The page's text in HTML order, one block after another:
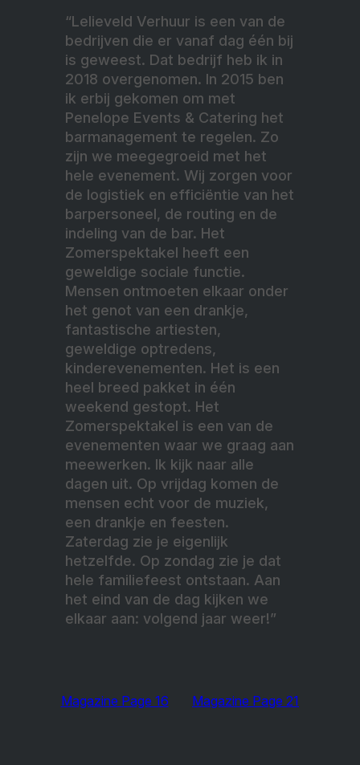
“Lelieveld Verhuur is een van de
bedrijven die er vanaf dag één bij
is geweest. Dat bedrijf heb ik in
2018 overgenomen. In 2015 ben
ik erbij gekomen om met
Penelope Events & Catering het
barmanagement te regelen. Zo
zijn we meegegroeid met het
hele evenement. Wij zorgen voor
de logistiek en efficiëntie van het
barpersoneel, de routing en de
indeling van de bar. Het
Zomerspektakel heeft een
geweldige sociale functie.
Mensen ontmoeten elkaar onder
het genot van een drankje,
fantastische artiesten,
geweldige optredens,
kinderevenementen. Het is een
heel breed pakket in één
weekend gestopt. Het
Zomerspektakel is een van de
evenementen waar we graag aan
meewerken. Ik kijk naar alle
dagen uit. Op vrijdag komen de
mensen echt voor de muziek,
een drankje en feesten.
Zaterdag zie je eigenlijk
hetzelfde. Op zondag zie je dat
hele familiefeest ontstaan. Aan
het eind van de dag kijken we
elkaar aan: volgend jaar weer!”
Magazine Page 16 Magazine Page 21